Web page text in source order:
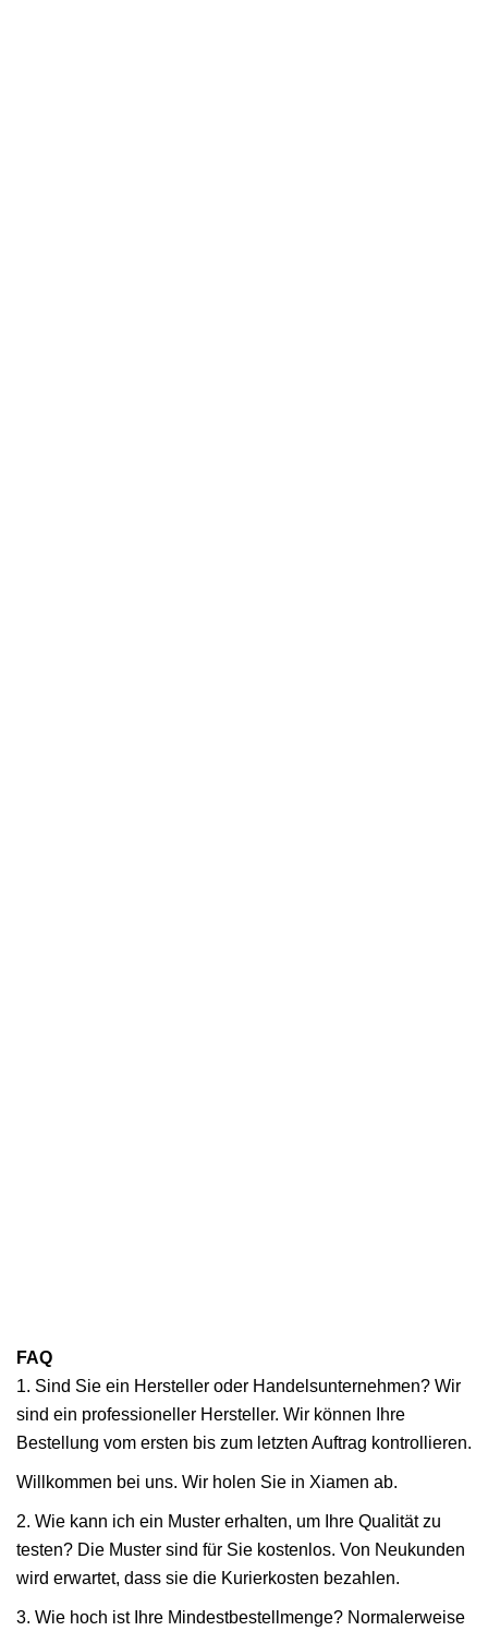
FAQ
1. Sind Sie ein Hersteller oder Handelsunternehmen? Wir
sind ein professioneller Hersteller. Wir können Ihre
Bestellung vom ersten bis zum letzten Auftrag kontrollieren.
Willkommen bei uns. Wir holen Sie in Xiamen ab.
2. Wie kann ich ein Muster erhalten, um Ihre Qualität zu
testen? Die Muster sind für Sie kostenlos. Von Neukunden
wird erwartet, dass sie die Kurierkosten bezahlen.
3. Wie hoch ist Ihre Mindestbestellmenge? Normalerweise